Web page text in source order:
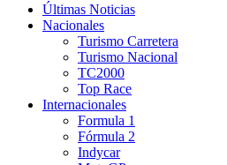
Últimas Noticias
Nacionales
Turismo Carretera
Turismo Nacional
TC2000
Top Race
Internacionales
Formula 1
Fórmula 2
Indycar